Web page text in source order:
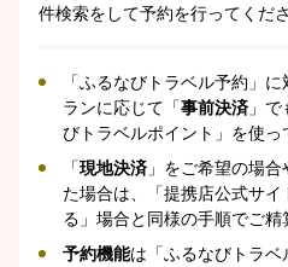
件検索をして予約を行ってくださ
「ふるなびトラベル予約」
ランに応じて「事前決済 」
びトラベルポイント」を使っ
「現地決済 」をご希望の場
た場合は、「提携店公式サ
る」場合と同様の手順でご精
予約機能は「ふるなびトラ